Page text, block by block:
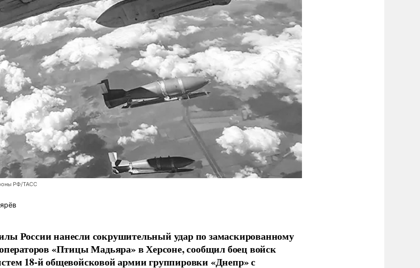
РФ/ТАСС
России нанесли сокрушительный удар по замаскированному
«Птицы Мадьяра» в Херсоне, сообщил боец войск
18-й общевойсковой армии группировки «Днепр» с